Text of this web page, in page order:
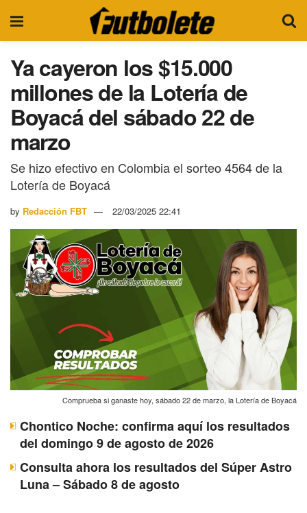
Ya cayeron los $15.000
millones de la Lotería de
Boyacá del sábado 22 de
marzo
Se hizo efectivo en Colombia el sorteo 4564 de la
Lotería de Boyacá
by Redacción FBT 22/03/2025 22:41
Comprueba si ganaste hoy, sábado 22 de marzo, la Lotería de Boyacá
Chontico Noche: confirma aquí los resultados
del domingo 9 de agosto de 2026
Consulta ahora los resultados del Súper Astro
Luna – Sábado 8 de agosto